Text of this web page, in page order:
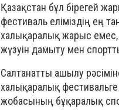
Қазақстан бұл бірегей
фестиваль еліміздің ең
халықаралық жарыс емес,
жүзуін дамыту мен
Салтанатты ашылу
халықаралық
жобасының бұқаралық